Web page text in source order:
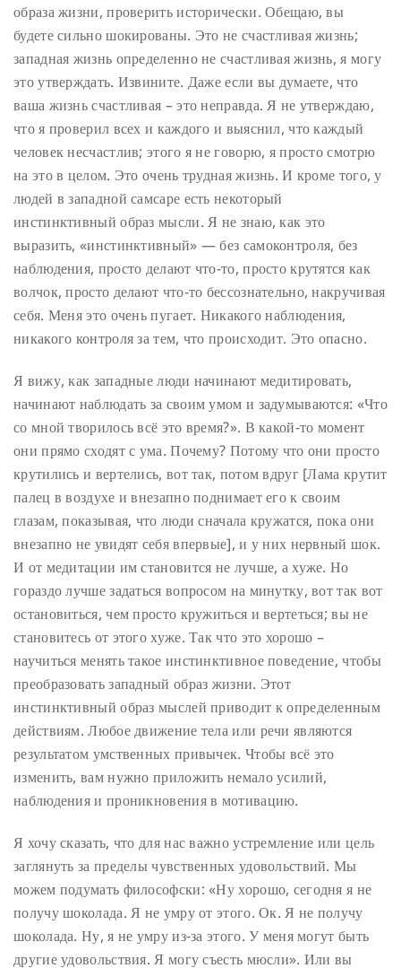
образа жизни, проверить исторически. Обещаю, вы
будете сильно шокированы. Это не счастливая жизнь;
западная жизнь определенно не счастливая жизнь, я могу
это утверждать. Извините. Даже если вы думаете, что
ваша жизнь счастливая – это неправда. Я не утверждаю,
что я проверил всех и каждого и выяснил, что каждый
человек несчастлив; этого я не говорю, я просто смотрю
на это в целом. Это очень трудная жизнь. И кроме того, у
людей в западной самсаре есть некоторый
инстинктивный образ мысли. Я не знаю, как это
выразить, «инстинктивный» — без самоконтроля, без
наблюдения, просто делают что-то, просто крутятся как
волчок, просто делают что-то бессознательно, накручивая
себя. Меня это очень пугает. Никакого наблюдения,
никакого контроля за тем, что происходит. Это опасно.
Я вижу, как западные люди начинают медитировать,
начинают наблюдать за своим умом и задумываются: «Что
со мной творилось всё это время?». В какой-то момент
они прямо сходят с ума. Почему? Потому что они просто
крутились и вертелись, вот так, потом вдруг [Лама крутит
палец в воздухе и внезапно поднимает его к своим
глазам, показывая, что люди сначала кружатся, пока они
внезапно не увидят себя впервые], и у них нервный шок.
И от медитации им становится не лучше, а хуже. Но
гораздо лучше задаться вопросом на минутку, вот так вот
остановиться, чем просто кружиться и вертеться; вы не
становитесь от этого хуже. Так что это хорошо –
научиться менять такое инстинктивное поведение, чтобы
преобразовать западный образ жизни. Этот
инстинктивный образ мыслей приводит к определенным
действиям. Любое движение тела или речи являются
результатом умственных привычек. Чтобы всё это
изменить, вам нужно приложить немало усилий,
наблюдения и проникновения в мотивацию.
Я хочу сказать, что для нас важно устремление или цель
заглянуть за пределы чувственных удовольствий. Мы
можем подумать философски: «Ну хорошо, сегодня я не
получу шоколада. Я не умру от этого. Ок. Я не получу
шоколада. Ну, я не умру из-за этого. У меня могут быть
другие удовольствия. Я могу съесть мюсли». Или вы